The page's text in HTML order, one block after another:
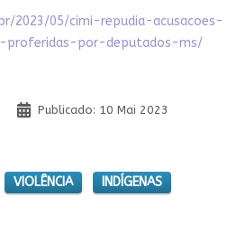
2023/05/cimi-repudia-acusacoes-
por-deputados-ms/
Publicado: 10 Mai 2023
VIOLÊNCIA
INDÍGENAS